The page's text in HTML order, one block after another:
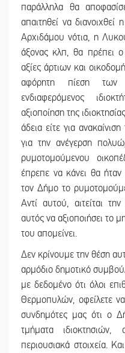
παράλληλα θα
απαιτηθεί να
Αρχιδάμου νότια, η
άξονας κλπ, θα πρέπει
αξίες άρτιων και
αφόρητη πίεση
ενδιαφερόμενος
αξιοποίηση της
άδεια είτε για
για την ανέγερση
ρυμοτομούμενου
έπρεπε να κάνει θα
τον Δήμο το
Αντί αυτού, αιτείται
αυτός να αξιοποιήσει
του απομείνει.
Δεν κρίνουμε την θέση
αρμόδιο δημοτικό
με δεδομένο ότι όλοι
Θερμοπυλών, οφείλετε
συνδημότες μας ότι ο
τμήματα
περιουσιακά στοιχεία.